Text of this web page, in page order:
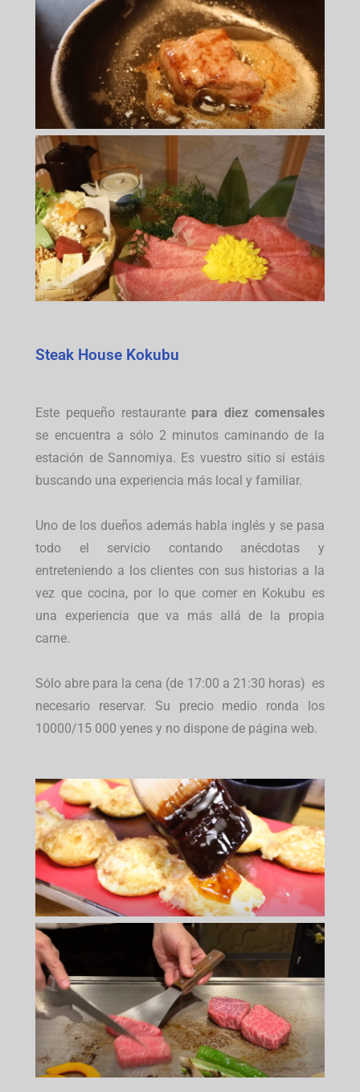
Steak House Kokubu
Este pequeño restaurante para diez comensales
se encuentra a sólo 2 minutos caminando de la
estación de Sannomiya. Es vuestro sitio si estáis
buscando una experiencia más local y familiar.
Uno de los dueños además habla inglés y se pasa
todo el servicio contando anécdotas y
entreteniendo a los clientes con sus historias a la
vez que cocina, por lo que comer en Kokubu es
una experiencia que va más allá de la propia
carne.
Sólo abre para la cena (de 17:00 a 21:30 horas) es
necesario reservar. Su precio medio ronda los
10000/15 000 yenes y no dispone de página web.